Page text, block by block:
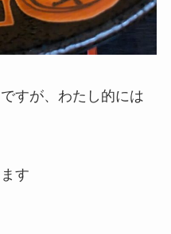
すが、わたし的には
す